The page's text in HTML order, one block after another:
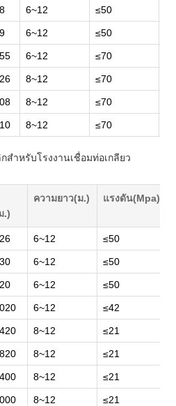
6~12 ≤50
6~12 ≤50
6~12 ≤70
8~12 ≤70
8~12 ≤70
8~12 ≤70
สำหรับโรงงานเชื่อมท่อเกลียว
.)
ความยาว(ม.) แรงดัน(Mpa)
6~12 ≤50
6~12 ≤50
6~12 ≤50
6~12 ≤42
8~12 ≤21
8~12 ≤21
8~12 ≤21
8~12 ≤21